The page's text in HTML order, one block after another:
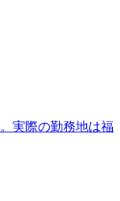
実際の勤務地は福